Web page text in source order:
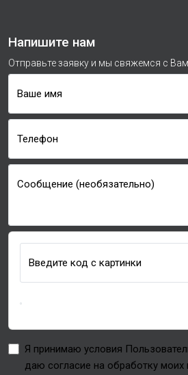
Напишите нам
Отправьте заявку и мы свяжемся с
Ваше имя
Телефон
Сообщение (необязательно)
Введите код с картинки
Я принимаю условия
даю согласие на обработку